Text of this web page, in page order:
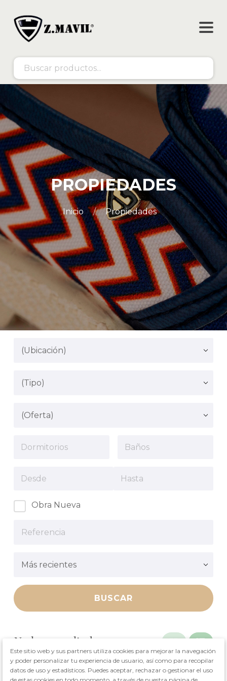
PROPIEDADES
Inicio Propiedades
Obra Nueva
No hay resultados.
No hay resultados.
Este sitio web y sus partners utiliza cookies para mejorar la navegación
y poder personalizar tu experiencia de usuario, así como para recopilar
datos de uso y estadísticos. Puedes aceptar, rechazar o gestionar el uso